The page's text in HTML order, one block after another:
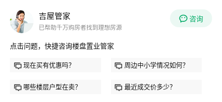
吉屋管家
已帮助千万购房者找到理想房源
咨询
点击问题，快捷咨询楼盘置业管家
现在买有优惠吗？ 周边中小学情况如何？
哪些楼层户型在卖？ 最近成交价多少？